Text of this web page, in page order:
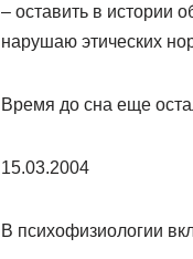
– оставить в истории
нарушаю этических
Время до сна еще
15.03.2004
В психофизиологии